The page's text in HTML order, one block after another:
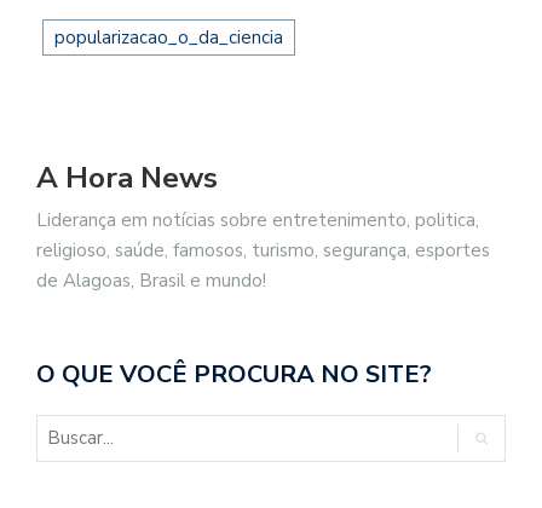
popularizacao_o_da_ciencia
A Hora News
Liderança em notícias sobre entretenimento, politica,
religioso, saúde, famosos, turismo, segurança, esportes
de Alagoas, Brasil e mundo!
O QUE VOCÊ PROCURA NO SITE?